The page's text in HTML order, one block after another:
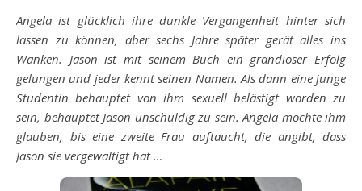
Angela ist glücklich ihre dunkle Vergangenheit hinter sich
lassen zu können, aber sechs Jahre später gerät alles ins
Wanken. Jason ist mit seinem Buch ein grandioser Erfolg
gelungen und jeder kennt seinen Namen. Als dann eine junge
Studentin behauptet von ihm sexuell belästigt worden zu
sein, behauptet Jason unschuldig zu sein. Angela möchte ihm
glauben, bis eine zweite Frau auftaucht, die angibt, dass
Jason sie vergewaltigt hat …